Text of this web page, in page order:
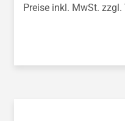
Preise inkl. MwSt.